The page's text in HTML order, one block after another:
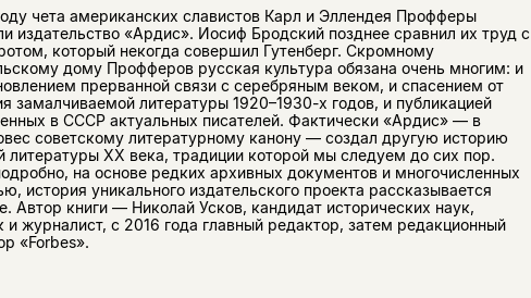
чета американских славистов Карл и Эллендея Профферы
издательство «Ардис». Иосиф Бродский позднее сравнил их труд с
который некогда совершил Гутенберг. Скромному
дому Профферов русская культура обязана очень многим: и
прерванной связи с серебряным веком, и спасением от
замалчиваемой литературы 1920–1930-х годов, и публикацией
в СССР актуальных писателей. Фактически «Ардис» — в
советскому литературному канону — создал другую историю
литературы ХХ века, традиции которой мы следуем до сих пор.
на основе редких архивных документов и многочисленных
история уникального издательского проекта рассказывается
Автор книги — Николай Усков, кандидат исторических наук,
и журналист, с 2016 года главный редактор, затем редакционный
«Forbes».